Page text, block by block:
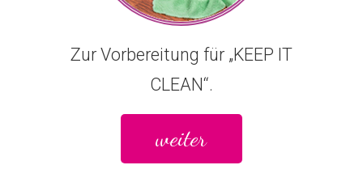
Zur Vorbereitung für „KEEP IT
CLEAN“.
weiter